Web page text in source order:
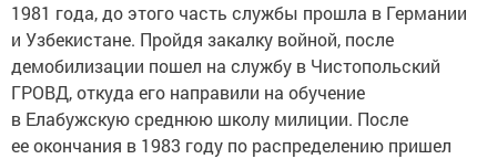
1981 года, до этого часть службы прошла в Германии
и Узбекистане. Пройдя закалку войной, после
демобилизации пошел на службу в Чистопольский
ГРОВД, откуда его направили на обучение
в Елабужскую среднюю школу милиции. После
ее окончания в 1983 году по распределению пришел